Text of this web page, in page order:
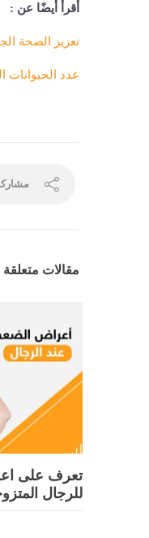
أقرأ أيضًا عن :
تعزيز الصحة
عدد الحيوانات
مقالات متعلقة
تعرف على
للرجال